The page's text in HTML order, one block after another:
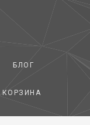
БЛОГ
КОРЗИНА